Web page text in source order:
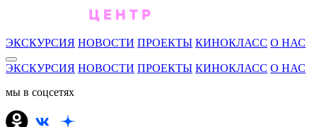
ЭКСКУРСИЯ НОВОСТИ ПРОЕКТЫ КИНОКЛАСС О НАС
ЭКСКУРСИЯ НОВОСТИ ПРОЕКТЫ КИНОКЛАСС О НАС
мы в соцсетях